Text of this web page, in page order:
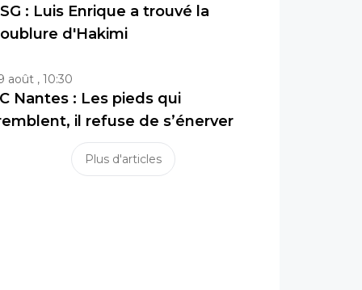
: Luis Enrique a trouvé la
d'Hakimi
août , 10:30
Nantes : Les pieds qui
il refuse de s’énerver
Plus d'articles